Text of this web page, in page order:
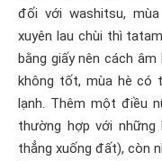
đối với washitsu,
xuyên lau chùi thì
bằng giấy nên cách
không tốt, mùa hè có
lạnh. Thêm một điều
thường hợp với
thẳng xuống đất), còn